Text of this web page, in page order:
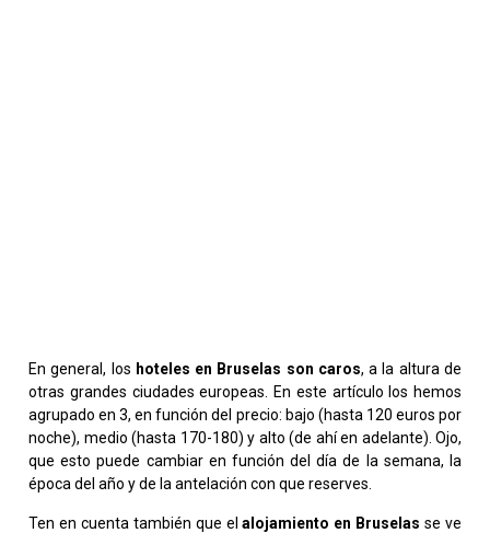
En general, los hoteles en Bruselas son caros, a la altura de
otras grandes ciudades europeas. En este artículo los hemos
agrupado en 3, en función del precio: bajo (hasta 120 euros por
noche), medio (hasta 170-180) y alto (de ahí en adelante). Ojo,
que esto puede cambiar en función del día de la semana, la
época del año y de la antelación con que reserves.
Ten en cuenta también que elalojamiento en Bruselas se ve